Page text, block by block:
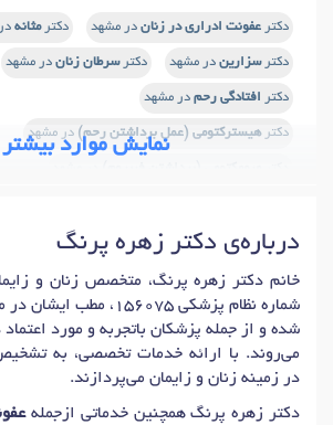
دکتر عفونت ادراری در زنان در مشهد دکترمثانه
دکترسزارین در مشهد دکترسرطان زنان در مشهد
دکتر افتادگی رحم در مشهد
دکترهیسترکتومی (عمل برداشتن رحم) در مشهد
دکترجوانسازی واژن در مشهد
دکتر عمل زیبایی کلیتوریس (هودوپلاستی)در مشهد
دکتر برداشتن تخمدان (سالپنگو اوفورکتومی)در
اسکن داپلر(جنین) در بارداری
دکتراسکن NT (اسکن شفافیت نوکال) در مشهد
دکترپولیپکتومی (جراحی برداشتن پولیپ)در مشهد
نمایش موارد بیشتر
درباره‌ی دکتر زهره پرنگ
خانم دکتر زهره پرنگ، متخصص زنان و
شماره نظام پزشکی 156075،
شده و از جمله پزشکان باتجربه و مورد اعتماد
می‌روند. با ارائه خدمات تخصصی، به
در زمینه زنان و زایمان می‌پردازند.
دکتر زهره پرنگ همچنین خدماتی ازجمله